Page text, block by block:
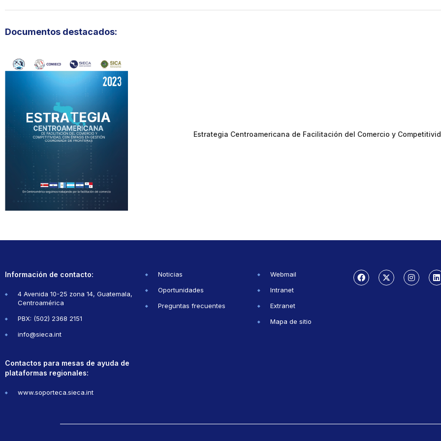
Documentos destacados:
Estrategia Centroamericana de Facilitación del Comercio y
Información de contacto:
4 Avenida 10-25 zona 14, Guatemala,
Centroamérica
PBX: (502) 2368 2151
info@sieca.int
Contactos para mesas de ayuda de
plataformas regionales:
www.soporteca.sieca.int
Noticias
Oportunidades
Preguntas frecuentes
Webmail
Intranet
Extranet
Mapa de sitio